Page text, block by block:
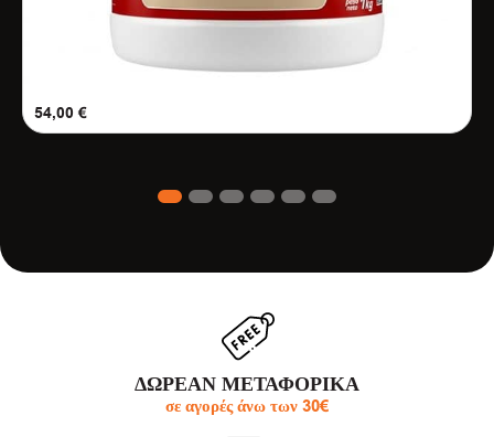
54,00 €
3 4 5 6
ΔΩΡΕΑΝ ΜΕΤΑΦΟΡΙΚΑ
σε αγορές άνω των 30€